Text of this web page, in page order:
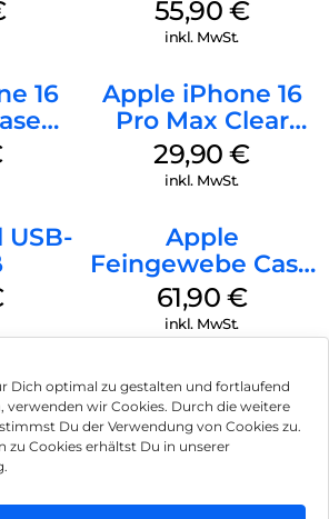
Dich optimal zu gestalten und fortlaufend
verwenden wir Cookies. Durch die weitere
Du der Verwendung von Cookies zu.
zu Cookies erhältst Du in unserer
Stone Gray
55,90 €
inkl. MwSt.
16
Apple iPhone 16
Pro Max Clear
Case MagSafe
Transparent
29,90€
inkl. MwSt.
Apple
Feingewebe Case
iPhone 15 Pro
MagSafe Schwarz
61,90 €
inkl. MwSt.